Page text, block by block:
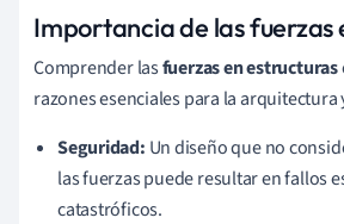
Importancia de las fuerzas
Comprender lasfuerzas en estructuras
razones esenciales para la arquitectura
Seguridad: Un diseño que no
las fuerzas puede resultar en fallos
catastróficos.